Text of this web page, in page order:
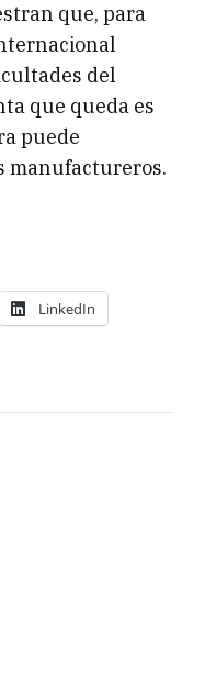
que, para
del
que queda es
puede
manufactureros.
LinkedIn